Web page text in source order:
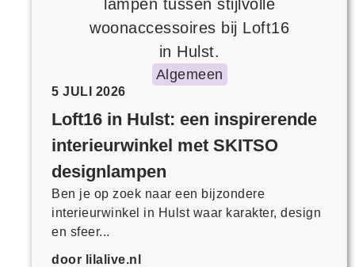
Algemeen
5 JULI 2026
Loft16 in Hulst: een inspirerende
interieurwinkel met SKITSO
designlampen
Ben je op zoek naar een bijzondere
interieurwinkel in Hulst waar karakter, design
en sfeer...
door lilalive.nl